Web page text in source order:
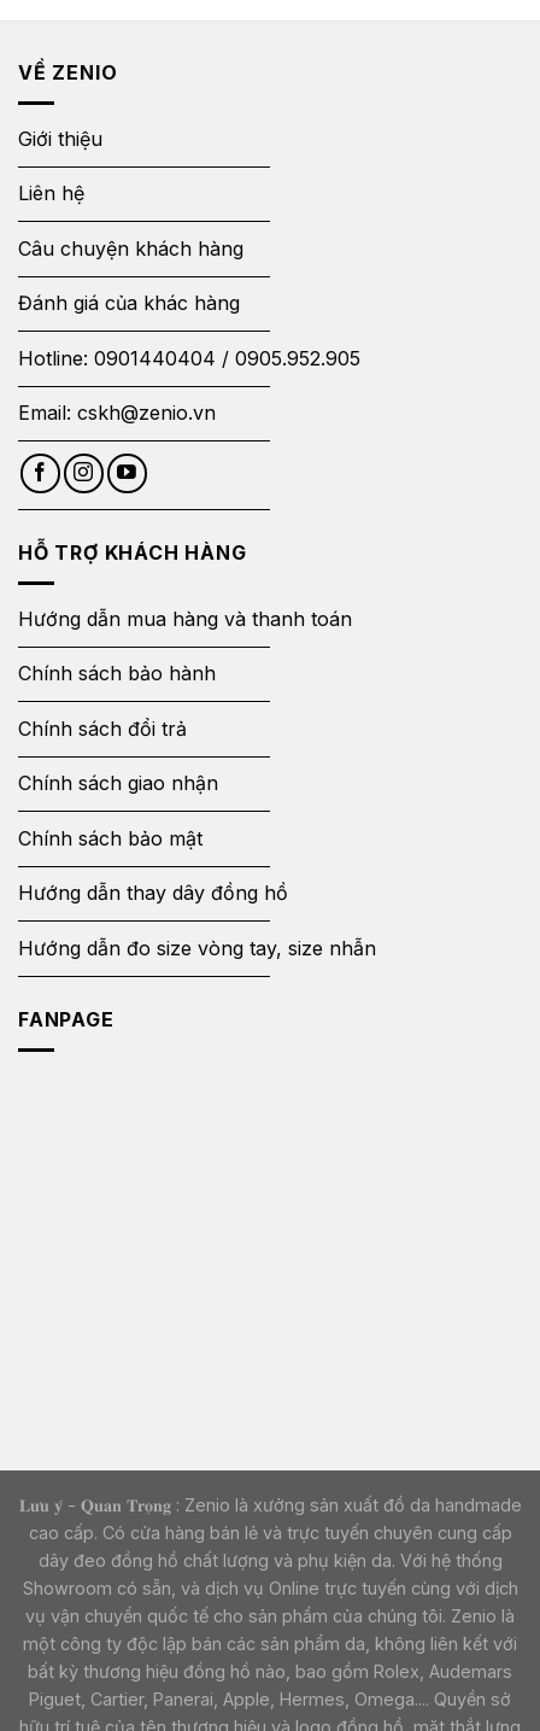
VỀ ZENIO
Giới thiệu
Liên hệ
Câu chuyện khách hàng
Đánh giá của khác hàng
Hotline: 0901440404 / 0905.952.905
Email: cskh@zenio.vn
HỖ TRỢ KHÁCH HÀNG
Hướng dẫn mua hàng và thanh toán
Chính sách bảo hành
Chính sách đổi trả
Chính sách giao nhận
Chính sách bảo mật
Hướng dẫn thay dây đồng hồ
Hướng dẫn đo size vòng tay, size nhẫn
FANPAGE
𝐋𝐮̛𝐮 𝐲́ - 𝐐𝐮𝐚𝐧 𝐓𝐫𝐨̣𝐧𝐠 : Zenio là xưởng sản xuất đồ da handmade
cao cấp. Có cửa hàng bán lẻ và trực tuyến chuyên cung cấp
dây đeo đồng hồ chất lượng và phụ kiện da. Với hệ thống
Showroom có sẵn, và dịch vụ Online trực tuyến cùng với dịch
vụ vận chuyển quốc tế cho sản phẩm của chúng tôi. Zenio là
một công ty độc lập bán các sản phẩm da, không liên kết với
bất kỳ thương hiệu đồng hồ nào, bao gồm Rolex, Audemars
Piguet, Cartier, Panerai, Apple, Hermes, Omega.... Quyền sở